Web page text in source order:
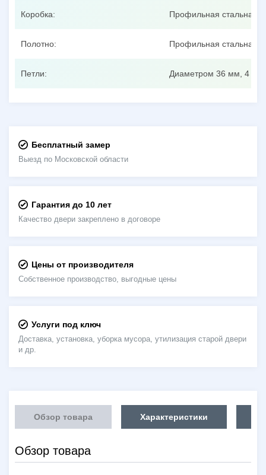
Коробка: Профильная стальная
Полотно: Профильная стальная
Петли: Диаметром 36 мм, 4 шт.
Бесплатный замер
Выезд по Московской области
Гарантия до 10 лет
Качество двери закреплено в договоре
Цены от производителя
Собственное производство, выгодные цены
Услуги под ключ
Доставка, установка, уборка мусора, утилизация старой двери
и др.
Обзор товара Характеристики
Обзор товара